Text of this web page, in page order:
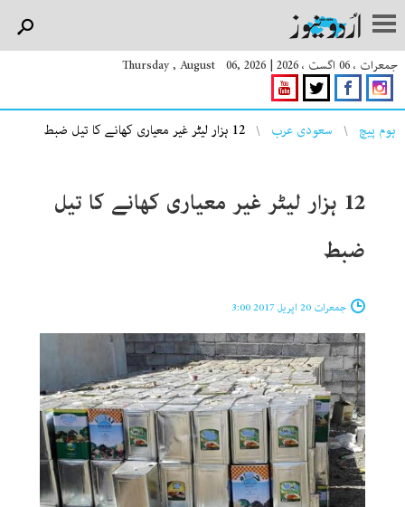
جمعرات ، 06 اگست ، 2026 |
Thursday , August 06, 2026
You are here
ہوم پیچ سعودی عرب 12 ہزار لیٹر غیر معیاری کھانے کا تیل ضبط
12 ہزار لیٹر غیر معیاری کھانے کا تیل
ضبط
جمعرات 20 اپریل 2017 3:00